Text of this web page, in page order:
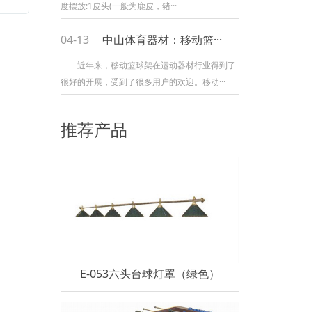
度摆放:1皮头(一般为鹿皮，猪···
04-13 中山体育器材：移动篮···
近年来，移动篮球架在运动器材行业得到了
很好的开展，受到了很多用户的欢迎。移动···
推荐产品
E-053六头台球灯罩（绿色）